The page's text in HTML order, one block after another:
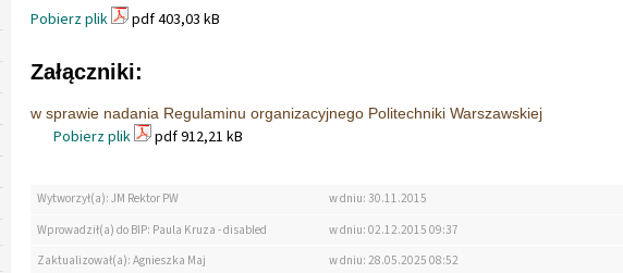
Pobierz plik
pdf 403,03 kB
Załączniki:
w sprawie nadania Regulaminu organizacyjnego Politechniki Warszawskiej
Pobierz plik pdf 912,21 kB
Wytworzył(a): JM Rektor PW
w dniu: 30.11.2015
Wprowadził(a) do BIP: Paula Kruza - disabled
w dniu: 02.12.2015 09:37
Zaktualizował(a): Agnieszka Maj
w dniu: 28.05.2025 08:52